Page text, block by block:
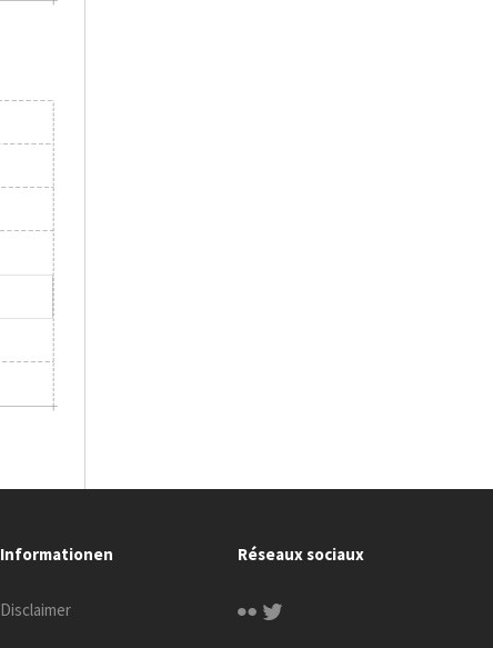
Informationen
Disclaimer
Réseaux sociaux